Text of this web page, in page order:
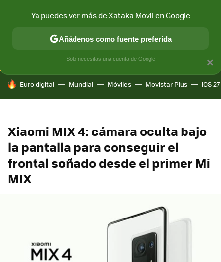
CONECTIVIDAD MÓVIL Y SOCIEDAD APLICACIONES
HOY SE HABLA DE
Euro digital Mundial Móviles Movistar Plus iOS 27
Xiaomi MIX 4: cámara oculta bajo
la pantalla para conseguir el
frontal soñado desde el primer Mi
MIX
×
Ya puedes ver más de Xataka Movil en Google
Añádenos como fuente preferida
Solo necesitas una cuenta de Google